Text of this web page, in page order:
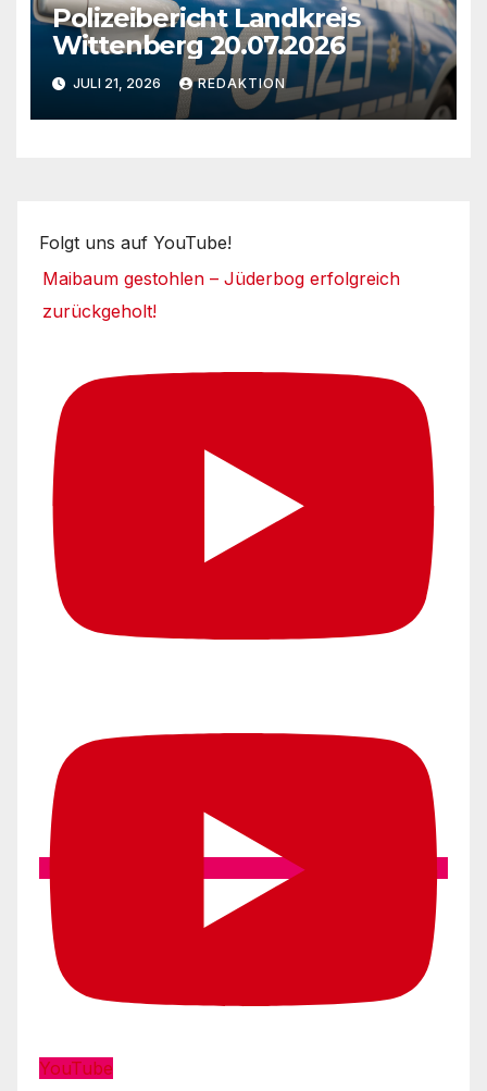
Polizeibericht Landkreis
Wittenberg 20.07.2026
JULI 21, 2026 REDAKTION
Folgt uns auf YouTube!
Maibaum gestohlen – Jüderbog erfolgreich
zurückgeholt!
YouTube